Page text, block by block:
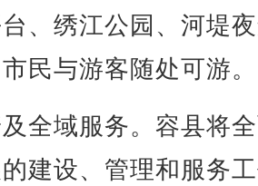
、绣江公园、河堤
民与游客随处可游。
域服务。容县将
建设、管理和服务